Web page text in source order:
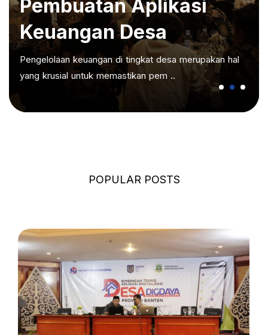
Pembuatan Aplikasi
Keuangan Desa
Pengelolaan keuangan di tingkat desa merupakan hal
yang krusial untuk memastikan pem ..
POPULAR POSTS